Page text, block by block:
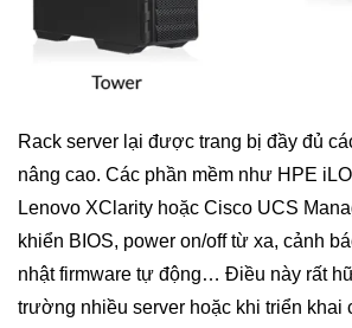
Rack server lại được trang bị đầy đủ
nâng cao. Các phần mềm như HPE
Lenovo XClarity hoặc Cisco UCS
khiển BIOS, power on/off từ xa, cảnh
nhật firmware tự động… Điều này rất
trường nhiều server hoặc khi triển khai